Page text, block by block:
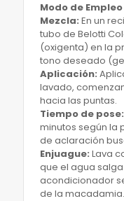
Modo de
​Mezcla: En un
tubo de Belotti
(oxigenta) en la
tono deseado
​Aplicación:
lavado,
hacia las puntas.
​Tiempo de pose:
minutos según la
de aclaración
​Enjuague: Lava
que el agua
acondicionador
de la macadamia.